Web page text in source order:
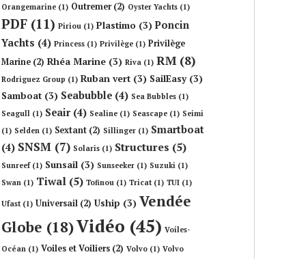
Orangemarine (1) Outremer(2) Oyster Yachts (1)
PDF (11) Piriou (1) Plastimo (3) Poncin
Yachts (4) Princess (1) Privilège (1) Privilège
Marine (2) Rhéa Marine (3) Riva (1) RM (8)
Rodriguez Group (1) Ruban vert (3) SailEasy(3)
Samboat (3) Seabubble (4) Sea Bubbles (1)
Seagull (1) Seair(4) Sealine (1) Seascape (1) Seimi
(1) Selden (1) Sextant (2) Sillinger (1) Smartboat
(4) SNSM (7) Solaris (1) Structures (5)
Sunreef(1) Sunsail (3) Sunseeker (1) Suzuki (1)
Swan (1) Tiwal (5) Tofinou (1) Tricat(1) TUI (1)
Ufast(1) Universail (2) Uship (3) Vendée
Globe (18)Vidéo (45) Voiles-
Océan (1) Voiles et Voiliers (2) Volvo (1) Volvo